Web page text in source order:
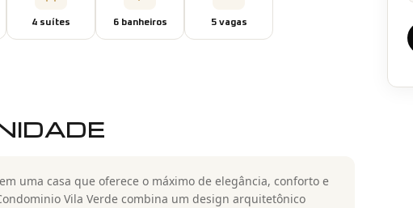
4 suítes 6banheiros 5vagas
uma casa que oferece o máximo de elegância, conforto e
Vila Verde combina um design arquitetônico